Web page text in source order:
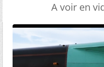
A voir en